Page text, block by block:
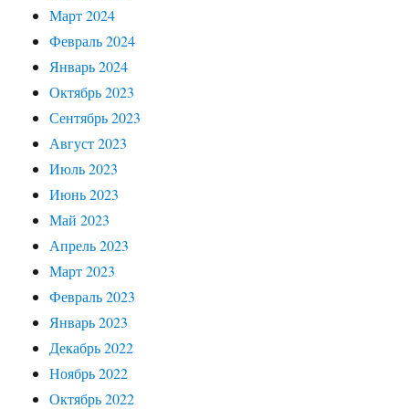
Март 2024
Февраль 2024
Январь 2024
Октябрь 2023
Сентябрь 2023
Август 2023
Июль 2023
Июнь 2023
Май 2023
Апрель 2023
Март 2023
Февраль 2023
Январь 2023
Декабрь 2022
Ноябрь 2022
Октябрь 2022